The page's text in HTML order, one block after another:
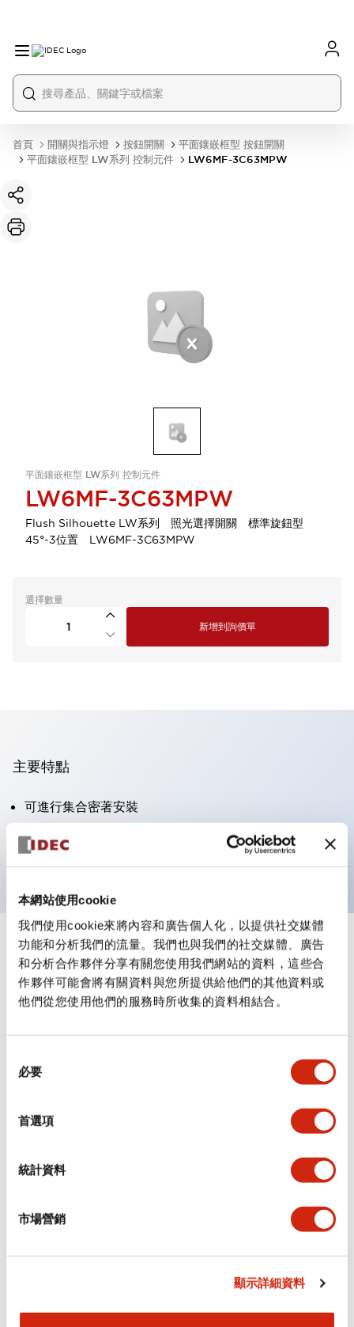
本網站使用cookie
我們使用cookie來將內容和廣告個人化，以提供社交媒體
功能和分析我們的流量。我們也與我們的社交媒體、廣告
和分析合作夥伴分享有關您使用我們網站的資料，這些合
作夥伴可能會將有關資料與您所提供給他們的其他資料或
他們從您使用他們的服務時所收集的資料相結合。
必要
首選項
統計資料
市場營銷
顯示詳細資料
首頁 開關與指示燈 按鈕開關
平面鑲嵌框型 按鈕開關
平面鑲嵌框型 LW系列 控制元件
LW6MF-3C63MPW
平面鑲嵌框型 LW系列 控制元件
LW6MF-3C63MPW
Flush Silhouette LW系列 照光選擇開關 標準旋鈕型
45°-3位置 LW6MF-3C63MPW
選擇數量
新增到詢價單
主要特點
可進行集合密著安裝
附鎖選擇開關採用高安全性的彈子鎖結構
防護結構為IP65（IEC60529）
規格 顯示全部
審美規範
環境規範
功能規格